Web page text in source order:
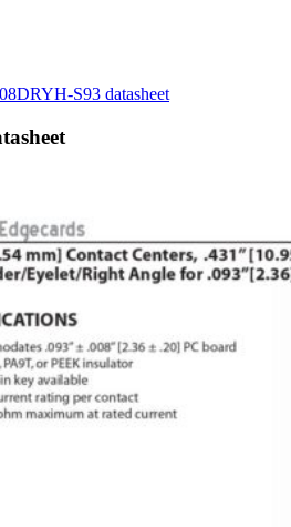
S93 datasheet